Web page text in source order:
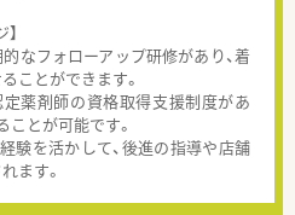
なフォローアップ研修があり、着
ことができます。
薬剤師の資格取得支援制度があ
ことが可能です。
験を活かして、後進の指導や店舗
ます。